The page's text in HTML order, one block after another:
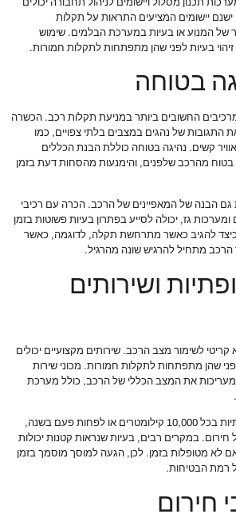
יישומים המציעים התראות על תקלות
של המנוע או בעיות במערכת הבלמים. שימוש
זיהוי בעיות לפני שהן מתפתחות לתקלות חמורות.
בטוחה
החשובים ביותר במניעת תקלות רכב. הכשרה
התגובות של נהגים במצבים בלתי צפויים, כמו
קשים. נהיגה בטוחה כוללת הבנת הכללים
מהרכב שלפנים, והימנעות מהסחות דעת בזמן
גם הבנה של המאפיינים של הרכב. הכרה עם רכיבי
גז, יכולה לסייע בפתרון בעיות פשוטות בזמן
להגיב כאשר מתרחשת תקלה, לדוגמה, כאשר
הרכב מתחיל להרגיש שונה מהרגיל.
ושירותים
קריטי לשימור מצב הרכב. שירותים מקצועיים יכולים
שהן מתפתחות לתקלות חמורות. מכוני שירות
את המצב הכללי של הרכב, כולל מערכת
תכנון לביצוע בדיקות תקופתיות בכל 10,000 קילומטרים או לפחות פעם בשנה,
חירום. במקרים רבים, בעיות שנראות קטנות יכולות
לא מטופלות בזמן. לכן, הגעה למוסך מוסמך בזמן
רמת הבטיחות.
חירום